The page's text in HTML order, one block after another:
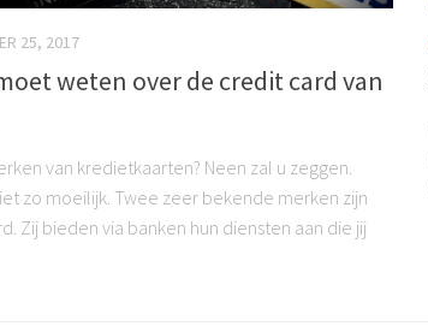
25, 2017
weten over de credit card van
van kredietkaarten? Neen zal u zeggen.
zo moeilijk. Twee zeer bekende merken zijn
Zij bieden via banken hun diensten aan die jij